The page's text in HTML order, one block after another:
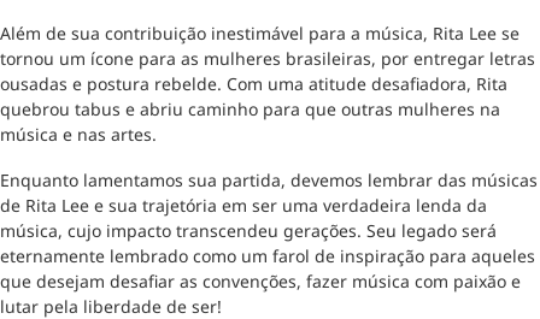
Além de sua contribuição inestimável para a música, Rita Lee se
tornou um ícone para as mulheres brasileiras, por entregar letras
ousadas e postura rebelde. Com uma atitude desafiadora, Rita
quebrou tabus e abriu caminho para que outras mulheres na
música e nas artes.
Enquanto lamentamos sua partida, devemos lembrar das músicas
de Rita Lee e sua trajetória em ser uma verdadeira lenda da
música, cujo impacto transcendeu gerações. Seu legado será
eternamente lembrado como um farol de inspiração para aqueles
que desejam desafiar as convenções, fazer música com paixão e
lutar pela liberdade de ser!